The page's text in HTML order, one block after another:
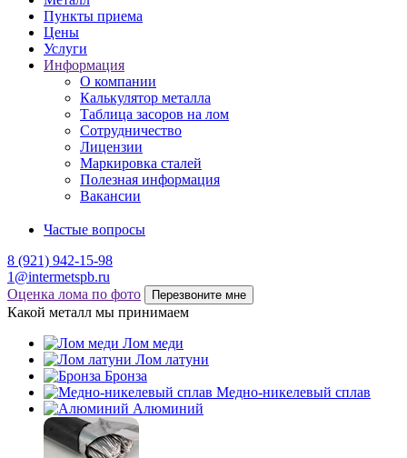
Пункты приема
Цены
Услуги
Информация
О компании
Калькулятор металла
Таблица засоров на лом
Сотрудничество
Лицензии
Маркировка сталей
Полезная информация
Вакансии
Частые вопросы
8 (921) 942-15-98
1@intermetspb.ru
Оценка лома по фото
Перезвоните мне
Какой металл мы принимаем
Лом меди
Лом латуни
Бронза
Медно-никелевый сплав
Алюминий